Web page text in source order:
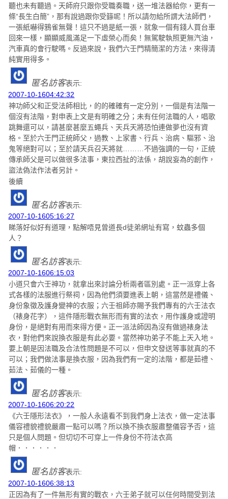
聽也未有聽過。天師府只跟你受職奏職，送一堆法器給你，更有一
條“長生白簡”，那有說過跟你受籙呢！所以請勿給所謂大法師們，
一張紙嚇得鴉雀無聲！這只不過是紙一張，就象一個有錢人買台車
回來一樣，顯顯威風滿足一下虛榮心而矣！無駕駛執照更無汽油，
汽車真的會行駛嗎。反過來說，我們六壬門精簡潔的方法，來得清
純實用得多。
匿名訪客表示:
2007-10-1604:42:32
神功師父和正受法師相比，的的確確有一定分別，一個是有法階一
個沒有法階，對申表上文是有明確之分；未有任何法職的人，唱歌
跳舞還可以，請甚麼甚麼五蠅兵、天兵天將恐怕連做夢也沒有資
格。至於六壬門正統師父，過教、上家書、行兵、治病、驅邪、治
鬼等絕對可以；至於請天兵召天將就………不過強調的一句，正統
傳承師父是可以做很多法事，東拉西扯的法係，胡說妄為的創作，
盜法偽法作法者另計。
後續
匿名訪客表示:
2007-10-1605:16:27
睇落好似好有道理，點解唔見曾道長d徒弟網址有寫，蚊蟲多個
人？
匿名訪客表示:
2007-10-1606:15:03
小道只會六壬神功，就拿出來討論分析兩者區別處。正一派穿上各
式各樣的法服進行祭祠，因為他們須要進表上朝，這當然是禮儀、
身份象徵及護身變神的衣服；六壬祖師亦賜予我們專有的六壬法衣
（裱身花字），這件隱形戰衣無形而有實的法衣，用作護身或證明
身份，是絕對有用而來得方便。正一派法師因為沒有做過裱身法
衣，對他們來說換衣服是有此必要。當然神功弟子不能上天入地。
要上朝是因法職及合法性問題是不可以，但申文發送等事就真的不
可以；我們做法事是換衣服，因為我們有一定的法階，都是茹禮、
茹法、茹儀的一種。
匿名訪客表示:
2007-10-1606:20:22
《六壬隱形法衣》，一般人永遠看不到我們身上法衣，做一定法事
儀容禮貌禮貌嚴肅一點可以嗎？所以換不換衣服肅整儀容予否，這
只是個人問題。但切切不可穿上一件身份不符法衣高
帽．．．．．．
匿名訪客表示:
2007-10-1606:38:13
正因為有了一件無形有實的戰衣，六壬弟子就可以任何時間受到法